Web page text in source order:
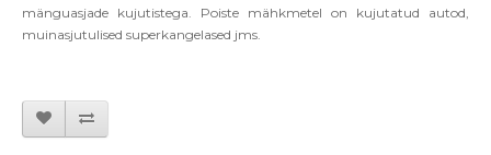
mänguasjade kujutistega. Poiste mähkmetel on kujutatud autod,
muinasjutulised superkangelased jms.